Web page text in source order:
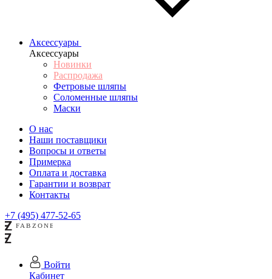
Аксессуары
Аксессуары
Новинки
Распродажа
Фетровые шляпы
Соломенные шляпы
Маски
О нас
Наши поставщики
Вопросы и ответы
Примерка
Оплата и доставка
Гарантии и возврат
Контакты
+7 (495) 477-52-65
Войти
Кабинет